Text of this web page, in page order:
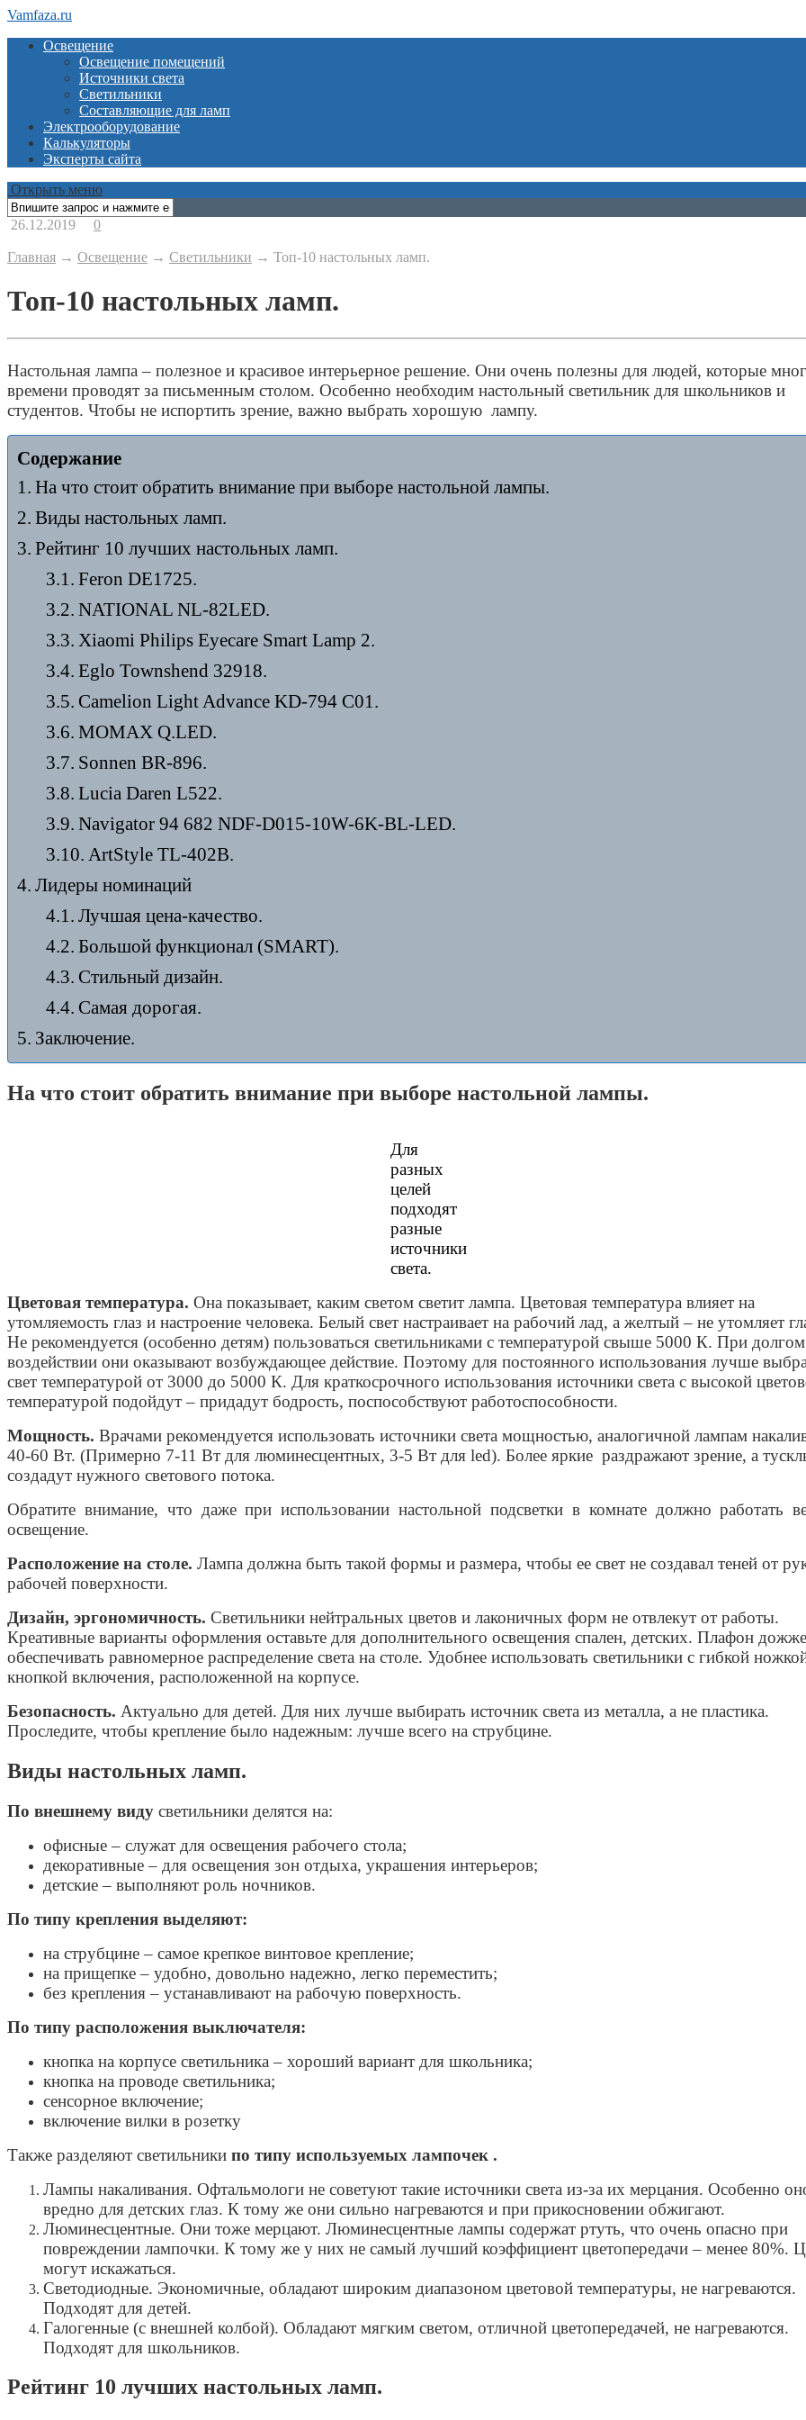
Vamfaza.ru
Освещение
Освещение помещений
Источники света
Светильники
Составляющие для ламп
Электрооборудование
Калькуляторы
Эксперты сайта
Открыть меню
26.12.2019 0
Главная → Освещение → Светильники → Топ-10 настольных ламп.
Топ-10 настольных ламп.
Настольная лампа – полезное и красивое интерьерное решение. Они очень полезны для людей, которые
времени проводят за письменным столом. Особенно необходим настольный светильник для школьников и
студентов. Чтобы не испортить зрение, важно выбрать хорошую лампу.
Cодержание
На что стоит обратить внимание при выборе настольной лампы.
Виды настольных ламп.
Рейтинг 10 лучших настольных ламп.
Feron DE1725.
NATIONAL NL-82LED.
Xiaomi Philips Eyecare Smart Lamp 2.
Eglo Townshend 32918.
Camelion Light Advance KD-794 C01.
MOMAX Q.LED.
Sonnen BR-896.
Lucia Daren L522.
Navigator 94 682 NDF-D015-10W-6K-BL-LED.
ArtStyle TL-402B.
Лидеры номинаций
Лучшая цена-качество.
Большой функционал (SMART).
Стильный дизайн.
Самая дорогая.
Заключение.
На что стоит обратить внимание при выборе настольной лампы.
Для
разных
целей
подходят
разные
источники
света.
Цветовая температура. Она показывает, каким светом светит лампа. Цветовая температура влияет на
утомляемость глаз и настроение человека. Белый свет настраивает на рабочий лад, а желтый – не утомляет
Не рекомендуется (особенно детям) пользоваться светильниками с температурой свыше 5000 К. При долгом
воздействии они оказывают возбуждающее действие. Поэтому для постоянного использования лучше
свет температурой от 3000 до 5000 К. Для краткосрочного использования источники света с высокой
температурой подойдут – придадут бодрость, поспособствуют работоспособности.
Мощность. Врачами рекомендуется использовать источники света мощностью, аналогичной лампам
40-60 Вт. (Примерно 7-11 Вт для люминесцентных, 3-5 Вт для led). Более яркие раздражают зрение, а
создадут нужного светового потока.
Обратите внимание, что даже при использовании настольной подсветки в комнате должно работать
освещение.
Расположение на столе. Лампа должна быть такой формы и размера, чтобы ее свет не создавал теней от
рабочей поверхности.
Дизайн, эргономичность. Светильники нейтральных цветов и лаконичных форм не отвлекут от работы.
Креативные варианты оформления оставьте для дополнительного освещения спален, детских. Плафон
обеспечивать равномерное распределение света на столе. Удобнее использовать светильники с гибкой
кнопкой включения, расположенной на корпусе.
Безопасность. Актуально для детей. Для них лучше выбирать источник света из металла, а не пластика.
Проследите, чтобы крепление было надежным: лучше всего на струбцине.
Виды настольных ламп.
По внешнему виду светильники делятся на:
офисные – служат для освещения рабочего стола;
декоративные – для освещения зон отдыха, украшения интерьеров;
детские – выполняют роль ночников.
По типу крепления выделяют:
на струбцине – самое крепкое винтовое крепление;
на прищепке – удобно, довольно надежно, легко переместить;
без крепления – устанавливают на рабочую поверхность.
По типу расположения выключателя:
кнопка на корпусе светильника – хороший вариант для школьника;
кнопка на проводе светильника;
сенсорное включение;
включение вилки в розетку
Также разделяют светильники по типу используемых лампочек .
Лампы накаливания. Офтальмологи не советуют такие источники света из-за их мерцания. Особенно
вредно для детских глаз. К тому же они сильно нагреваются и при прикосновении обжигают.
Люминесцентные. Они тоже мерцают. Люминесцентные лампы содержат ртуть, что очень опасно при
повреждении лампочки. К тому же у них не самый лучший коэффициент цветопередачи – менее 80%.
могут искажаться.
Светодиодные. Экономичные, обладают широким диапазоном цветовой температуры, не нагреваются.
Подходят для детей.
Галогенные (с внешней колбой). Обладают мягким светом, отличной цветопередачей, не нагреваются.
Подходят для школьников.
Рейтинг 10 лучших настольных ламп.